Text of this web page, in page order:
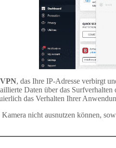
VPN, das Ihre IP-Adresse verbirgt
Daten über das Surfverhalten
das Verhalten Ihrer
nicht ausnutzen können,